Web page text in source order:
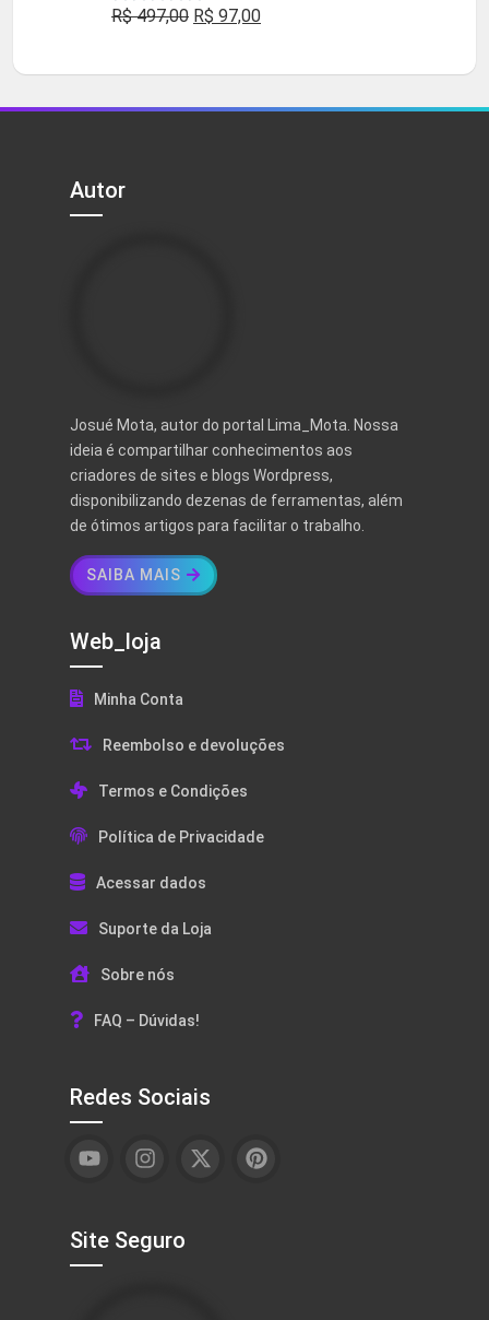
Avaliação
5
R$497,00 O
original
era:
R$ 97,00O
atual
é:
Autor
Josué Mota, autor do portal Lima_Mota. Nossa
ideia é compartilhar conhecimentos aos
criadores de sites e blogs Wordpress,
disponibilizando dezenas de ferramentas, além
de ótimos artigos para facilitar o trabalho.
SAIBA MAIS
Web_loja
Minha Conta
Reembolso e devoluções
Termos e Condições
Política de Privacidade
Acessar dados
Suporte da Loja
Sobre nós
FAQ – Dúvidas!
Redes Sociais
Site Seguro